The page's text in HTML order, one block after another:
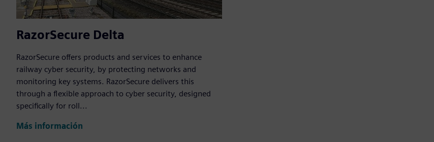
RazorSecure Delta
RazorSecure offers products and services to enhance
railway cyber security, by protecting networks and
monitoring key systems. RazorSecure delivers this
through a flexible approach to cyber security, designed
specifically for roll...
Más información